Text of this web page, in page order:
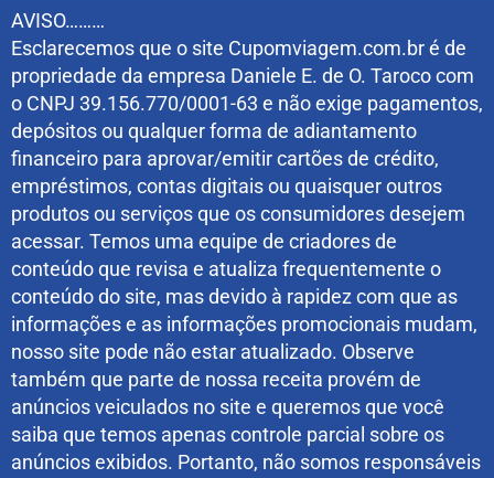
AVISO………
Esclarecemos que o site Cupomviagem.com.br é de
propriedade da empresa Daniele E. de O. Taroco com
o CNPJ 39.156.770/0001-63 e não exige pagamentos,
depósitos ou qualquer forma de adiantamento
financeiro para aprovar/emitir cartões de crédito,
empréstimos, contas digitais ou quaisquer outros
produtos ou serviços que os consumidores desejem
acessar. Temos uma equipe de criadores de
conteúdo que revisa e atualiza frequentemente o
conteúdo do site, mas devido à rapidez com que as
informações e as informações promocionais mudam,
nosso site pode não estar atualizado. Observe
também que parte de nossa receita provém de
anúncios veiculados no site e queremos que você
saiba que temos apenas controle parcial sobre os
anúncios exibidos. Portanto, não somos responsáveis